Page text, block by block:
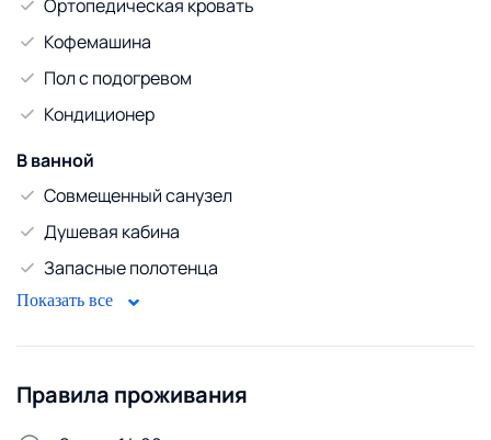
Возможность бесконтактного заселения
Адрес: г. Минск, ул. Макаенка 12Е
С животными проживание по договоренности!
Курение строго запрещено штраф 500 бел. руб.
Шумным компаниям не сдаем.
После 23.00 шуметь запрещено.
Ортопедическая кровать
Кофемашина
Пол с подогревом
Кондиционер
В ванной
Совмещенный санузел
Душевая кабина
Запасные полотенца
Туалетные принадлежности
Фен
Развлечения и мультимедиа
Показать все
Правила проживания